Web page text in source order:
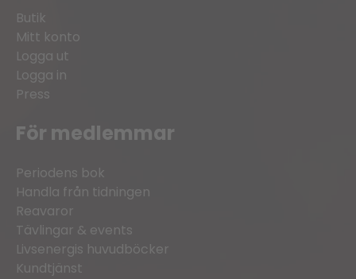
Butik
Mitt konto
Logga ut
Logga in
Press
För medlemmar
Periodens bok
Handla från tidningen
Reavaror
Tävlingar & events
Livsenergis huvudböcker
Kundtjänst